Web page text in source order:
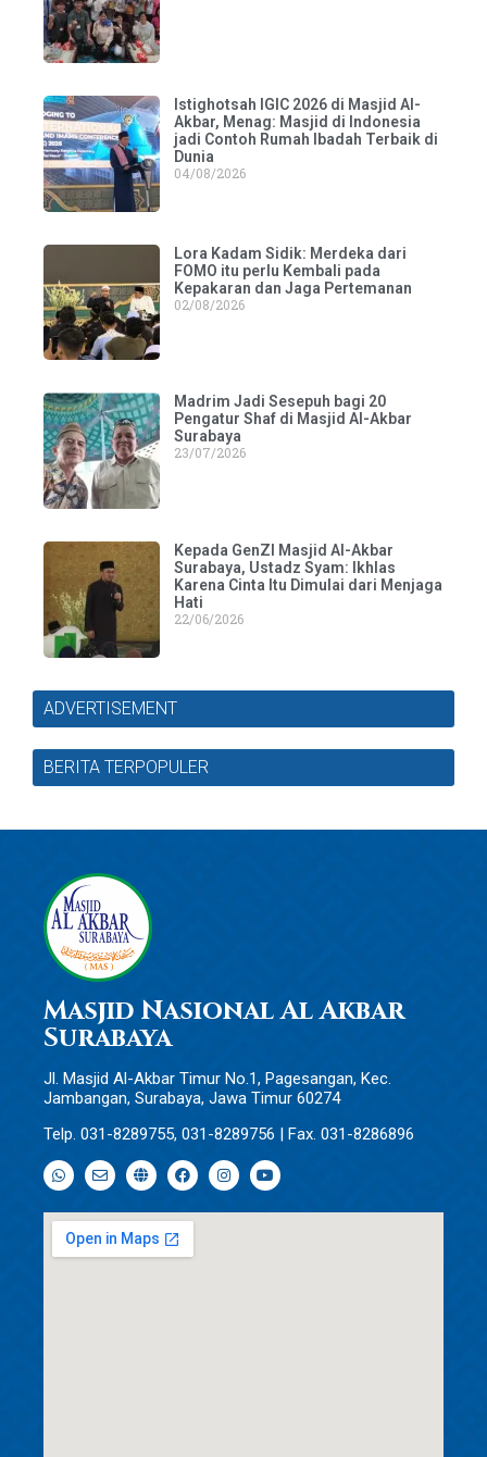
Istighotsah IGIC 2026 di Masjid Al-
Akbar, Menag: Masjid di Indonesia
jadi Contoh Rumah Ibadah Terbaik di
Dunia
04/08/2026
Lora Kadam Sidik: Merdeka dari
FOMO itu perlu Kembali pada
Kepakaran dan Jaga Pertemanan
02/08/2026
Madrim Jadi Sesepuh bagi 20
Pengatur Shaf di Masjid Al-Akbar
Surabaya
23/07/2026
Kepada GenZI Masjid Al-Akbar
Surabaya, Ustadz Syam: Ikhlas
Karena Cinta Itu Dimulai dari Menjaga
Hati
22/06/2026
ADVERTISEMENT
BERITA TERPOPULER
Masjid Nasional Al Akbar
Surabaya
Jl. Masjid Al-Akbar Timur No.1, Pagesangan, Kec.
Jambangan, Surabaya, Jawa Timur 60274
Telp. 031-8289755, 031-8289756 | Fax. 031-8286896